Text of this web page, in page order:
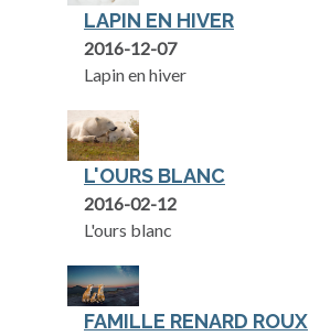
LAPIN EN HIVER
2016-12-07
Lapin en hiver
L'OURS BLANC
2016-02-12
L'ours blanc
FAMILLE RENARD ROUX